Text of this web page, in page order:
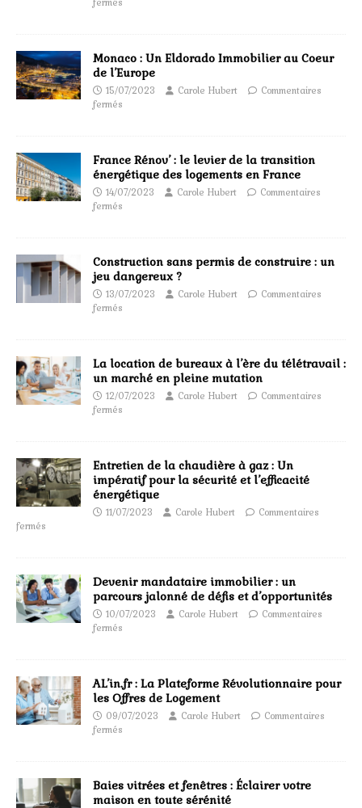
fermés
Monaco : Un Eldorado Immobilier au Coeur
de l’Europe
15/07/2023 Carole Hubert
Commentaires
fermés
France Rénov’ : le levier de la transition
énergétique des logements en France
14/07/2023 Carole Hubert
Commentaires
fermés
Construction sans permis de construire : un
jeu dangereux ?
13/07/2023 Carole Hubert
Commentaires
fermés
La location de bureaux à l’ère du télétravail :
un marché en pleine mutation
12/07/2023 Carole Hubert
Commentaires
fermés
Entretien de la chaudière à gaz : Un
impératif pour la sécurité et l’efficacité
énergétique
11/07/2023 Carole Hubert
Commentaires
fermés
Devenir mandataire immobilier : un
parcours jalonné de défis et d’opportunités
10/07/2023 Carole Hubert
Commentaires
fermés
AL’in.fr : La Plateforme Révolutionnaire pour
les Offres de Logement
09/07/2023 Carole Hubert
Commentaires
fermés
Baies vitrées et fenêtres : Éclairer votre
maison en toute sérénité